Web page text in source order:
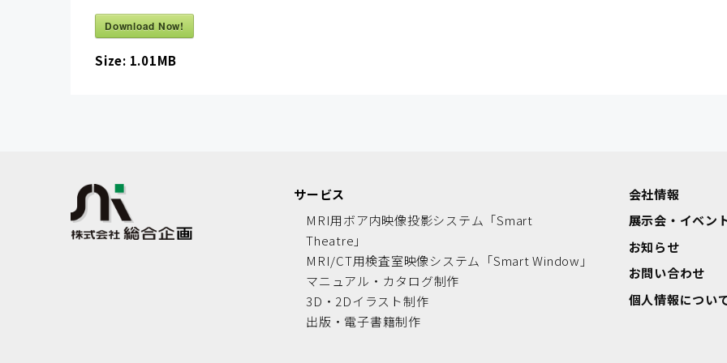
Download Now!
Size: 1.01MB
サービス
MRI用ボア内映像投影システム「Smart
Theatre」
MRI/CT用検査室映像システム「Smart Window」
マニュアル・カタログ制作
3D・2Dイラスト制作
出版・電子書籍制作
会社情報
展示会・イベン
お知らせ
お問い合わせ
個人情報につい